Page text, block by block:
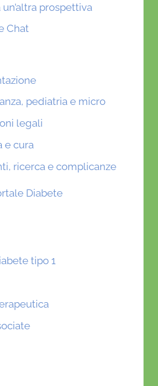
prospettiva
Chat
pediatria e micro
legali
e cura
ricerca e complicanze
Diabete
tipo 1